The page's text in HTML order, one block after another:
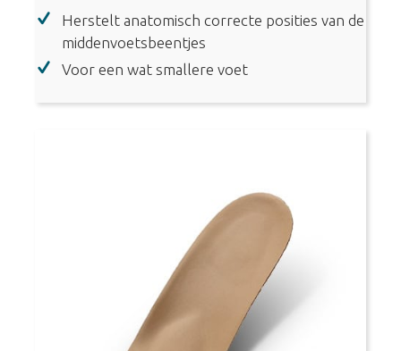
(0170)Herstelt anatomisch correcte posities van de
middenvoetsbeentjes
Voor een wat smallere voet